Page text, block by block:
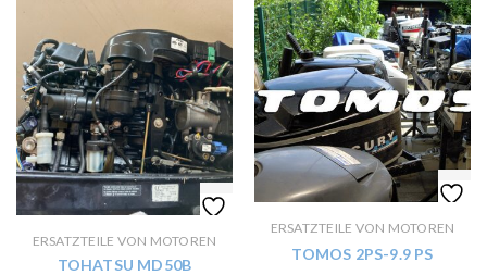
ERSATZTEILE VON MOTOREN
TOHATSU MD50B
ERSATZTEILE VON MOTOREN
TOMOS 2PS-9.9 PS